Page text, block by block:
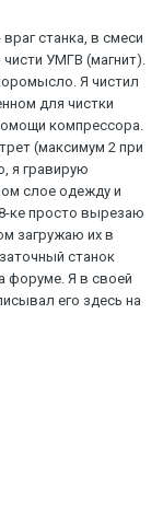
станка, в смеси
УМГВ (магнит).
Я чистил
для чистки
компрессора.
(максимум 2 при
я гравирую
слое одежду и
ке просто вырезаю
загружаю их в
станок
форуме. Я в своей
его здесь на